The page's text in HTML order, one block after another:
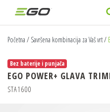
Početna / Savršena kombinacija za Vaš vrt/
Bez baterije i punjača
EGO POWER+ GLAVA
STA1600